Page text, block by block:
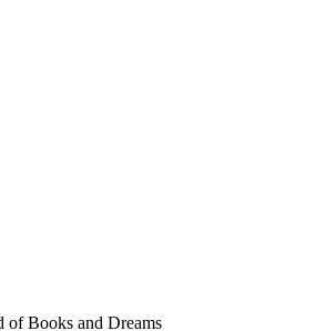
Books and Dreams